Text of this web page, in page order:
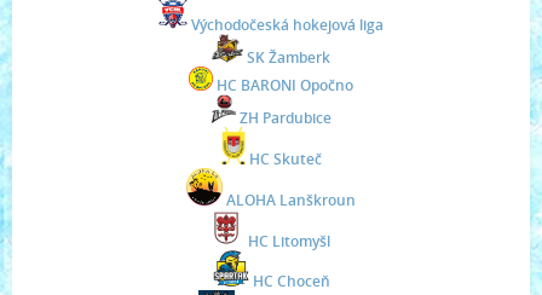
Východočeská hokejová liga
SK Žamberk
HC BARONI Opočno
ZH Pardubice
HC Skuteč
ALOHA Lanškroun
HC Litomyšl
HC Choceň